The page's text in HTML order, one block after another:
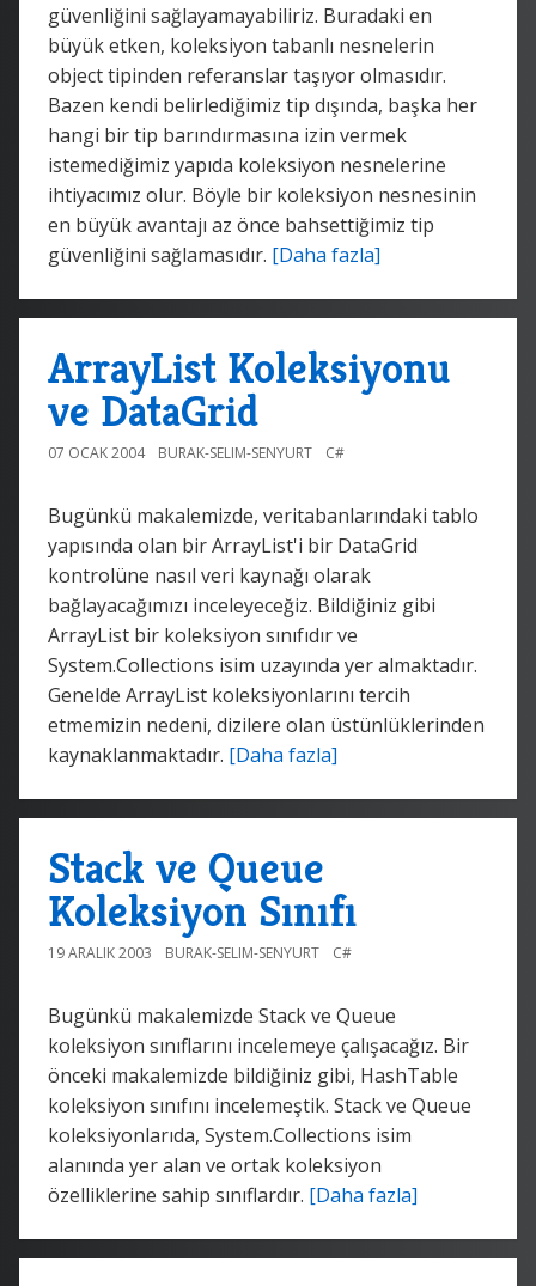
güvenliğini sağlayamayabiliriz. Buradaki en
büyük etken, koleksiyon tabanlı nesnelerin
object tipinden referanslar taşıyor olmasıdır.
Bazen kendi belirlediğimiz tip dışında, başka her
hangi bir tip barındırmasına izin vermek
istemediğimiz yapıda koleksiyon nesnelerine
ihtiyacımız olur. Böyle bir koleksiyon nesnesinin
en büyük avantajı az önce bahsettiğimiz tip
güvenliğini sağlamasıdır. [Daha fazla]
ArrayList Koleksiyonu
ve DataGrid
07 OCAK 2004 BURAK-SELIM-SENYURT C#
Bugünkü makalemizde, veritabanlarındaki tablo
yapısında olan bir ArrayList'i bir DataGrid
kontrolüne nasıl veri kaynağı olarak
bağlayacağımızı inceleyeceğiz. Bildiğiniz gibi
ArrayList bir koleksiyon sınıfıdır ve
System.Collections isim uzayında yer almaktadır.
Genelde ArrayList koleksiyonlarını tercih
etmemizin nedeni, dizilere olan üstünlüklerinden
kaynaklanmaktadır. [Daha fazla]
Stack ve Queue
Koleksiyon Sınıfı
19 ARALIK 2003 BURAK-SELIM-SENYURT C#
Bugünkü makalemizde Stack ve Queue
koleksiyon sınıflarını incelemeye çalışacağız. Bir
önceki makalemizde bildiğiniz gibi, HashTable
koleksiyon sınıfını incelemeştik. Stack ve Queue
koleksiyonlarıda, System.Collections isim
alanında yer alan ve ortak koleksiyon
özelliklerine sahip sınıflardır. [Daha fazla]